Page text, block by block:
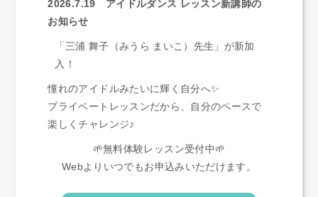
2026.7.19 アイドルダンス レッスン新講師の
お知らせ
「三浦 舞子（みうら まいこ）先生」が新加
入！
憧れのアイドルみたいに輝く自分へ✨
プライベートレッスンだから、自分のペースで
楽しくチャレンジ♪
🌱無料体験レッスン受付中🌱
Webよりいつでもお申込みいただけます。